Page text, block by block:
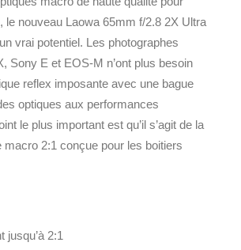
le nouveau Laowa 65mm f/2.8 2X Ultra
vrai potentiel. Les photographes
Sony E et EOS-M n’ont plus besoin
reflex imposante avec une bague
optiques aux performances
le plus important est qu’il s’agit de la
macro 2:1 conçue pour les boitiers
2:1